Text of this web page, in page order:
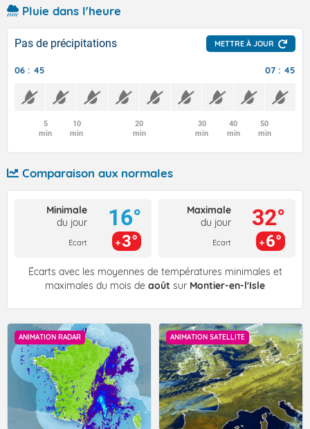
Pluie dans l'heure
Pas de précipitations METTRE À JOUR
06 : 45 07 : 45
5
min
10
min
20
min
30
min
40
min
50
min
Comparaison aux normales
Minimale
du jour
Ecart
16°
3°
Maximale
du jour
Ecart
32°
6°
Écarts avec les moyennes de températures minimales et
maximales du mois de août sur Montier-en-l'Isle
ANIMATION RADAR ANIMATION SATELLITE